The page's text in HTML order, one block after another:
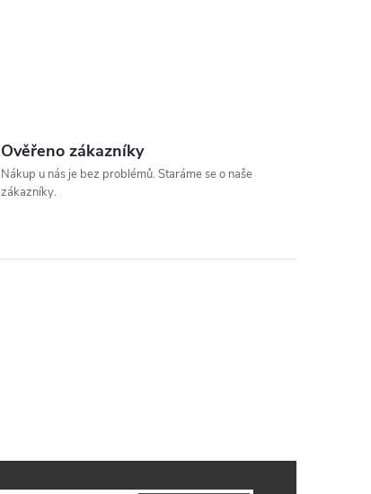
Ověřeno zákazníky
Nákup u nás je bez problémů. Staráme se o naše
zákazníky.